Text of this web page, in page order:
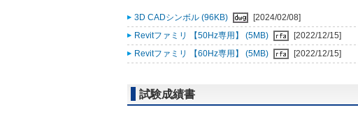
3D CADシンボル (96KB)
[2024/02/08]
Revitファミリ 【50Hz専用】 (5MB)
[2022/12/15]
Revitファミリ 【60Hz専用】 (5MB)
[2022/12/15]
試験成績書